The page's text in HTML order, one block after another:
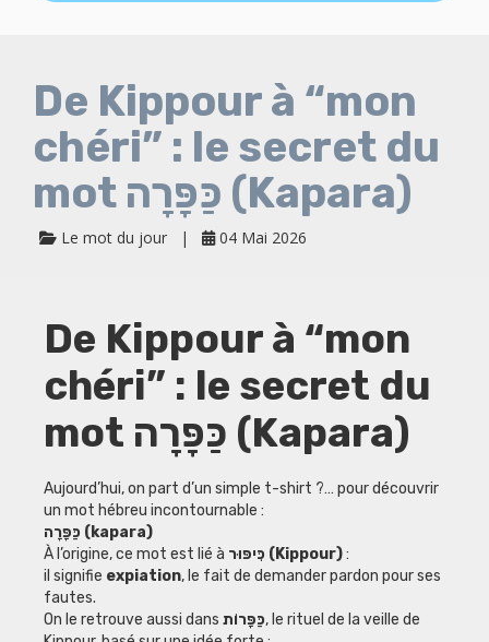
De Kippour à “mon
chéri” : le secret du
mot כַּפָּרָה (Kapara)
Le mot du jour 04 Mai 2026
De Kippour à “mon
chéri” : le secret du
mot כַּפָּרָה (Kapara)
Aujourd’hui, on part d’un simple t-shirt ?… pour découvrir
un mot hébreu incontournable :
כַּפָּרָה (kapara)
À l’origine, ce mot est lié à
כִּיפּוּר (Kippour):
il signifie expiation, le fait de demander pardon pour ses
fautes.
On le retrouve aussi dans כַּפָּרוֹת, le rituel de la veille de